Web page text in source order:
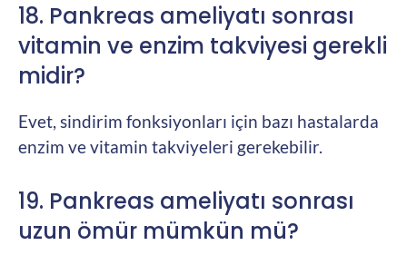
18. Pankreas ameliyatı sonrası
vitamin ve enzim takviyesi gerekli
midir?
Evet, sindirim fonksiyonları için bazı hastalarda
enzim ve vitamin takviyeleri gerekebilir.
19. Pankreas ameliyatı sonrası
uzun ömür mümkün mü?